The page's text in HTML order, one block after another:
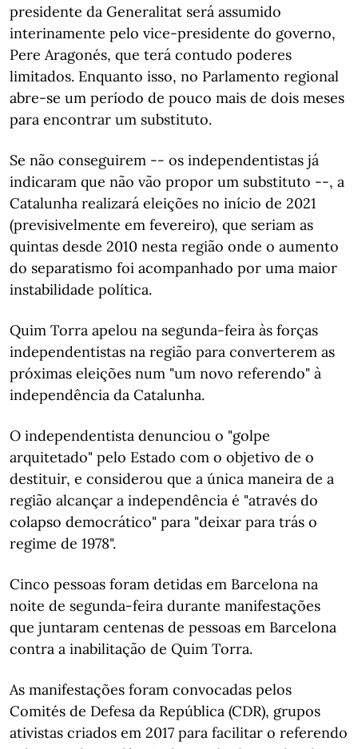
presidente da Generalitat será assumido
interinamente pelo vice-presidente do governo,
Pere Aragonés, que terá contudo poderes
limitados. Enquanto isso, no Parlamento regional
abre-se um período de pouco mais de dois meses
para encontrar um substituto.
Se não conseguirem -- os independentistas já
indicaram que não vão propor um substituto --, a
Catalunha realizará eleições no início de 2021
(previsivelmente em fevereiro), que seriam as
quintas desde 2010 nesta região onde o aumento
do separatismo foi acompanhado por uma maior
instabilidade política.
Quim Torra apelou na segunda-feira às forças
independentistas na região para converterem as
próximas eleições num "um novo referendo" à
independência da Catalunha.
O independentista denunciou o "golpe
arquitetado" pelo Estado com o objetivo de o
destituir, e considerou que a única maneira de a
região alcançar a independência é "através do
colapso democrático" para "deixar para trás o
regime de 1978".
Cinco pessoas foram detidas em Barcelona na
noite de segunda-feira durante manifestações
que juntaram centenas de pessoas em Barcelona
contra a inabilitação de Quim Torra.
As manifestações foram convocadas pelos
Comités de Defesa da República (CDR), grupos
ativistas criados em 2017 para facilitar o referendo